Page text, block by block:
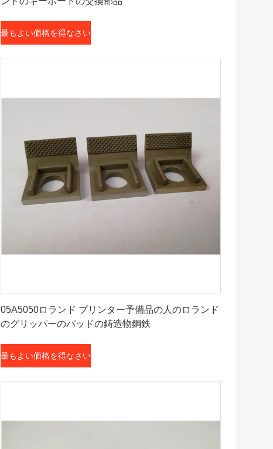
最もよい価格を得なさい
05A5050ロランド プリンター予備品の人のロランド
のグリッパーのパッドの鋳造物鋼鉄
最もよい価格を得なさい